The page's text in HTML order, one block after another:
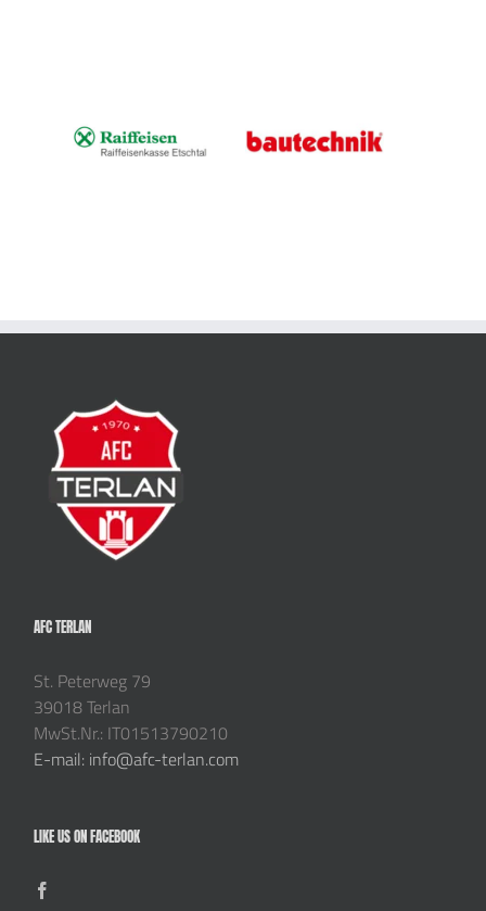
AFC TERLAN
St. Peterweg 79
39018 Terlan
MwSt.Nr.: IT01513790210
E-mail: info@afc-terlan.com
LIKE US ON FACEBOOK